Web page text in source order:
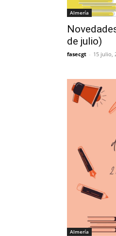
Almería
de julio)
fasecgt - 15 julio,
Almería